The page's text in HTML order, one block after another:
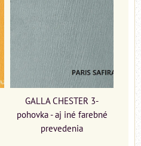
GALLA CHESTER 3-
pohovka - aj iné farebné
prevedenia